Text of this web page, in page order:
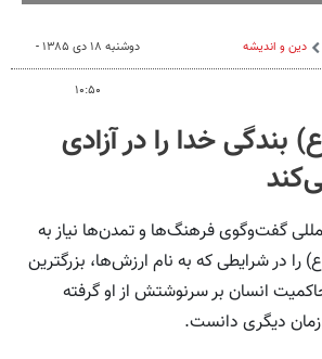
دین و اندیشه دوشنبه ۱۸ دی ۱۳۸۵ -
۱۰:۵۰
خدا را در آزادی
گفت‌وگوی فرهنگ‌ها و تمدن‌ها نیاز به
در شرایطی که به نام ارزش‌ها، بزرگترین
انسان بر سرنوشتش از او گرفته
دیگری دانست.